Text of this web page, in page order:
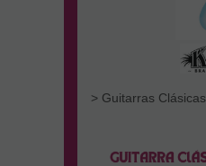
> Guitarras Clásicas